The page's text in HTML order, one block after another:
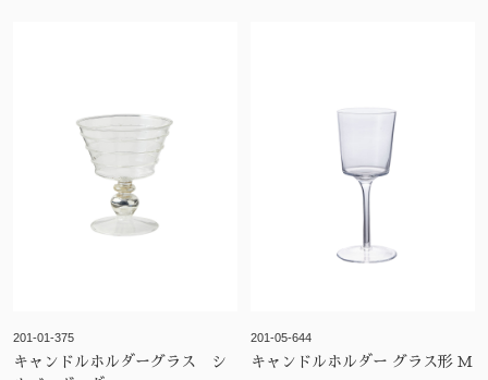
201-01-375
キャンドルホルダーグラス シ
201-05-644
キャンドルホルダー グラス形 Ｍ